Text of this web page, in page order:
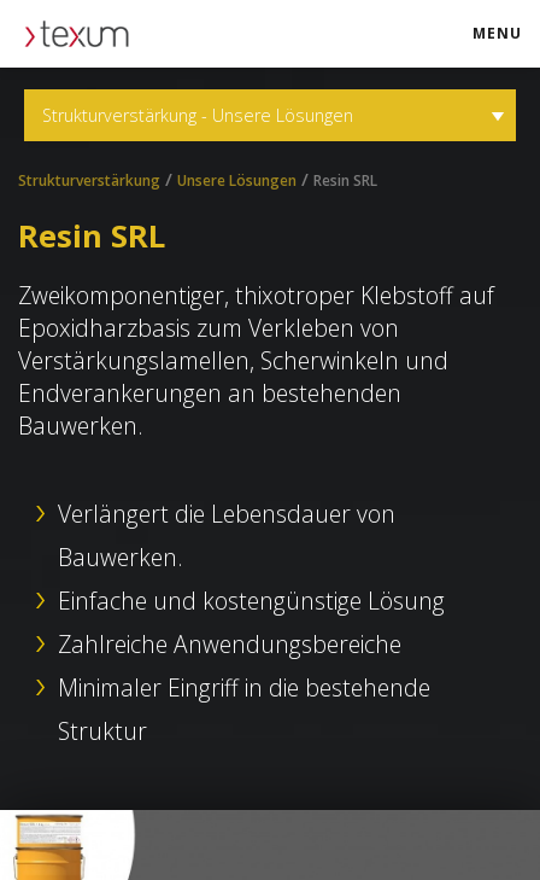
MENU
Strukturverstärkung - Unsere Lösungen
Strukturverstärkung / Unsere Lösungen / Resin SRL
Resin SRL
Zweikomponentiger, thixotroper Klebstoff auf
Epoxidharzbasis zum Verkleben von
Verstärkungslamellen, Scherwinkeln und
Endverankerungen an bestehenden
Bauwerken.
Verlängert die Lebensdauer von
Bauwerken.
Einfache und kostengünstige Lösung
Zahlreiche Anwendungsbereiche
Minimaler Eingriff in die bestehende
Struktur